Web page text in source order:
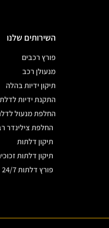
השירותים שלנו
פורץ רכבים
מנעולן רכב
תיקון ידיות בהלה
התקנת ידיות לדלת
החלפת מנעול
החלפת צילינדר
תיקון דלתות
תיקון דלתות
פורץ דלתות 24/7